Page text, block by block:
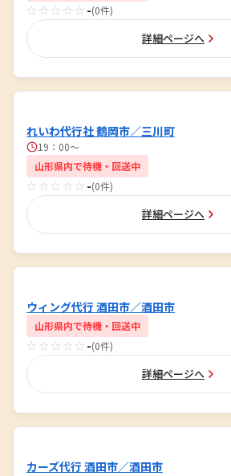
☆☆☆☆☆ -(0件)
詳細ページへ
れいわ代行社 鶴岡市／三川町
19：00〜
山形県内で待機・回送中
☆☆☆☆☆ -(0件)
詳細ページへ
ウィング代行 酒田市／酒田市
山形県内で待機・回送中
☆☆☆☆☆ -(0件)
詳細ページへ
カーズ代行 酒田市／酒田市